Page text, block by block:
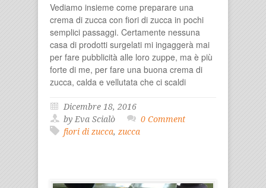
Vediamo insieme come preparare una
crema di zucca con fiori di zucca in pochi
semplici passaggi. Certamente nessuna
casa di prodotti surgelati mi ingaggerà mai
per fare pubblicità alle loro zuppe, ma è più
forte di me, per fare una buona crema di
zucca, calda e vellutata che ci scaldi
Dicembre 18, 2016
by Eva Scialò
0 Comment
fiori di zucca, zucca